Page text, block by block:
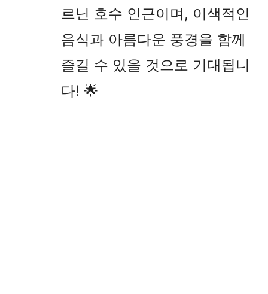
르닌 호수 인근이며, 이색적인
음식과 아름다운 풍경을 함께
즐길 수 있을 것으로 기대됩니
다! 🌟